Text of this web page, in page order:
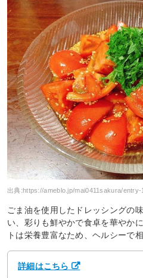
出典: https://ameblo.jp/mai0411sakura/entry-
ごま油を使用したドレッシングの
い、彩りも鮮やかで食卓を華やか
トは栄養豊富なため、ヘルシーで
詳細はこちら